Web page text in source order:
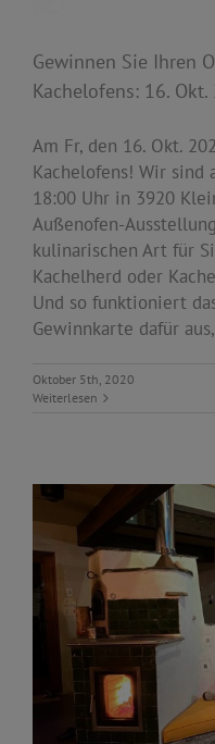
Gewinnen Sie Ihren
Kachelofens: 16. Okt.
Am Fr, den 16. Okt.
Kachelofens! Wir sind
18:00 Uhr in 3920
Außenofen-
kulinarischen Art für
Kachelherd oder
Und so funktioniert
Gewinnkarte dafür
Oktober 5th, 2020
Weiterlesen